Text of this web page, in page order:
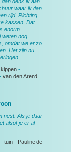
dan denk ik aan
waar ik dan
rijd. Richting
kassen. Dat
enorm
weten nog
omdat we er zo
Het zijn nu
kippen -
- van den Arend
nest. Als je daar
alsof je er al
- tuin - Pauline de